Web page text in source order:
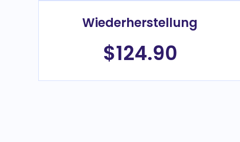
Wiederherstellung
$124.90